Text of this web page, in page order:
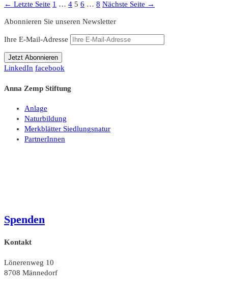
Seitennummerierung
der
Beiträge
← Letzte Seite Seite
1 … Seite
4 Seite
5 Seite
6 … Seite
8 Nächste Seite →
Abonnieren Sie unseren Newsletter
Ihre E-Mail-Adresse
LinkedIn facebook
Anna Zemp Stiftung
Anlage
Naturbildung
Merkblätter Siedlungsnatur
PartnerInnen
Spenden
Kontakt
Lönerenweg 10
8708 Männedorf